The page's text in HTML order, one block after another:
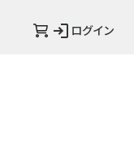
ログイン